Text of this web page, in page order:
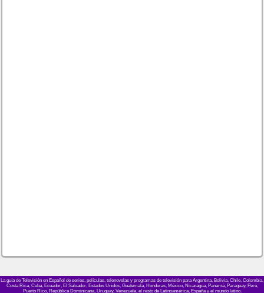
La guía de Televisión en Español de series, películas, telenovelas y programas de televisión para Argentina, Bolivia, Chile, Colombia,
Costa Rica, Cuba, Ecuador, El Salvador, Estados Unidos, Guatemala, Honduras, México, Nicaragua, Panamá, Paraguay, Perú,
Puerto Rico, República Dominicana, Uruguay, Venezuela, el resto de Latinoamérica, España y el mundo latino.